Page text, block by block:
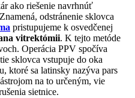
ako riešenie navrhnúť
Znamená, odstránenie sklovca
pristupujeme k osvedčenej
vitrektómii. K tejto metóde
Operácia PPV spočíva
sklovca vstupuje do oka
ktoré sa latinsky nazýva pars
na to určeným, vie
sietnice.